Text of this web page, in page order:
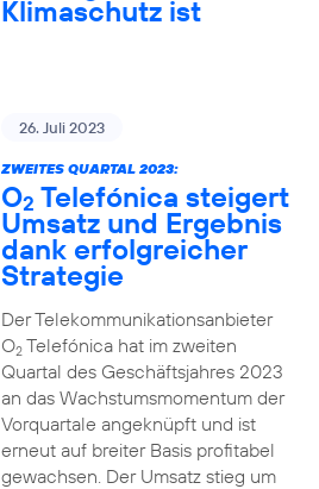
Klimaschutz ist
26. Juli 2023
ZWEITES QUARTAL 2023:
O2 Telefónica steigert
Umsatz und Ergebnis
dank erfolgreicher
Strategie
Der Telekommunikationsanbieter
O2Telefónica hat im zweiten
Quartal des Geschäftsjahres 2023
an das Wachstumsmomentum der
Vorquartale angeknüpft und ist
erneut auf breiter Basis profitabel
gewachsen. Der Umsatz stieg um